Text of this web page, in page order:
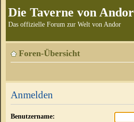
Die Taverne von Andor
Das offizielle Forum zur Welt von Andor
Foren-Übersicht
Anmelden
Benutzername: